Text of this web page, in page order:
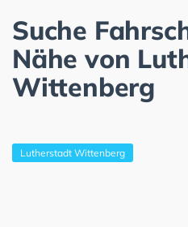
Suche
Nähe von
Wittenberg
Lutherstadt Wittenberg